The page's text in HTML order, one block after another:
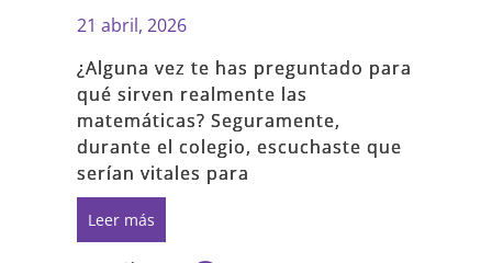
21 abril, 2026
¿Alguna vez te has preguntado para
qué sirven realmente las
matemáticas? Seguramente,
durante el colegio, escuchaste que
serían vitales para
Leer más